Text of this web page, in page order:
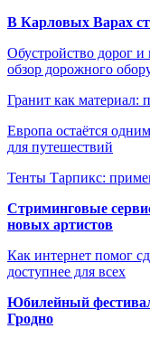
В Карловых Варах
Обустройство дорог
обзор дорожного
Гранит как материал:
Европа остаётся
для путешествий
Тенты Тарпикс:
Стриминговые
новых артистов
Как интернет помог
доступнее для всех
Юбилейный
Гродно